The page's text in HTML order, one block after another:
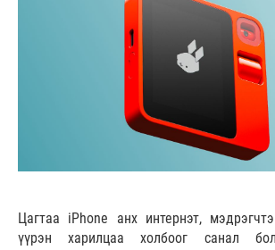
Цагтаа iPhone анх интернэт,
үүрэн харилцаа холбоог санал